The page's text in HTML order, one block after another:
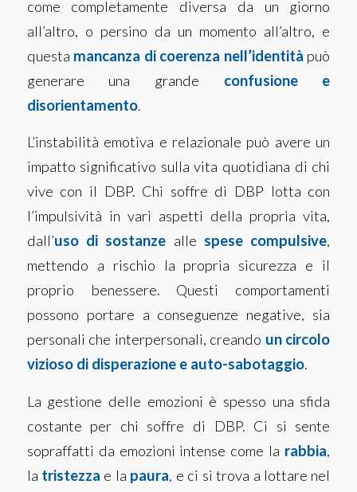
come completamente diversa da un giorno
all’altro, o persino da un momento all’altro, e
questa mancanza di coerenza nell’identità può
generare una grande confusione e
disorientamento.
L’instabilità emotiva e relazionale può avere un
impatto significativo sulla vita quotidiana di chi
vive con il DBP. Chi soffre di DBP lotta con
l’impulsività in vari aspetti della propria vita,
dall’uso di sostanze alle spese compulsive,
mettendo a rischio la propria sicurezza e il
proprio benessere. Questi comportamenti
possono portare a conseguenze negative, sia
personali che interpersonali, creando un circolo
vizioso di disperazione e auto-sabotaggio.
La gestione delle emozioni è spesso una sfida
costante per chi soffre di DBP. Ci si sente
sopraffatti da emozioni intense come la rabbia,
la tristezza e la paura, e ci si trova a lottare nel